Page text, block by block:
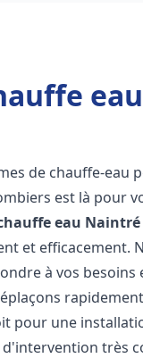
de chauffe-eau
est là pour
eau Naintré
et efficacement.
à vos besoins
pour une
très